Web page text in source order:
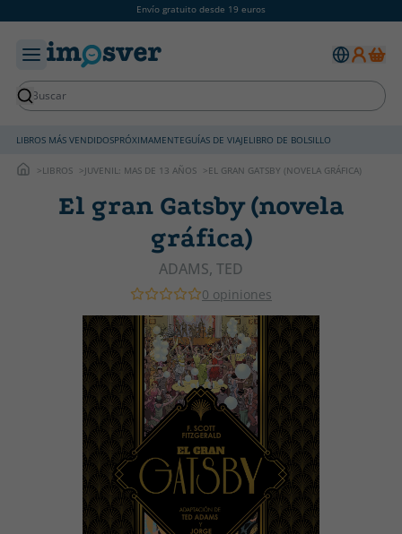
Envío gratuito desde 19 euros
LIBROS MÁS VENDIDOSPRÓXIMAMENTEGUÍAS DE VIAJELIBRO DE BOLSILLO
LIBROS JUVENIL: MAS DE 13 AÑOS EL GRAN GATSBY (NOVELA GRÁFICA)
El gran Gatsby (novela
gráfica)
ADAMS, TED
0 opiniones